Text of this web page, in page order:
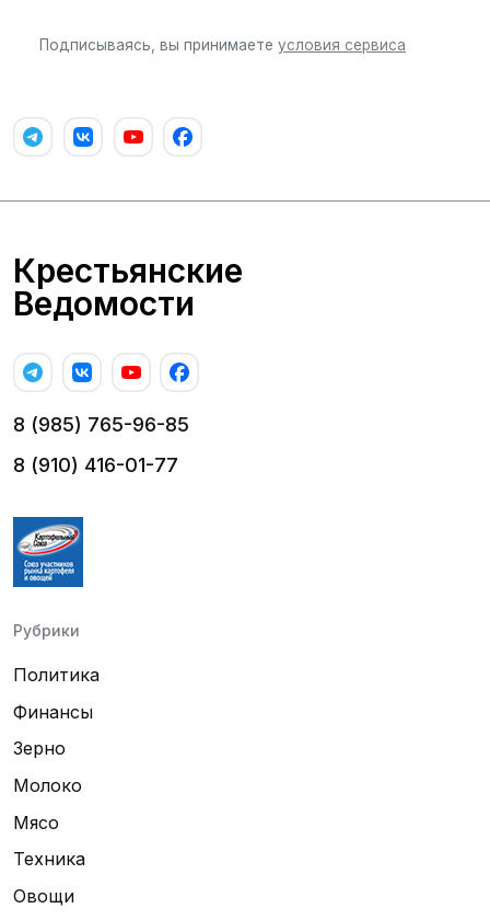
Подписываясь, вы принимаете условия сервиса
Крестьянские
Ведомости
8 (985) 765-96-85
8 (910) 416-01-77
Рубрики
Политика
Финансы
Зерно
Молоко
Мясо
Техника
Овощи